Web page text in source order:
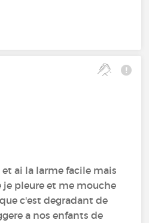
ai la larme facile mais
je pleure et me mouche
c'est degradant de
a nos enfants de